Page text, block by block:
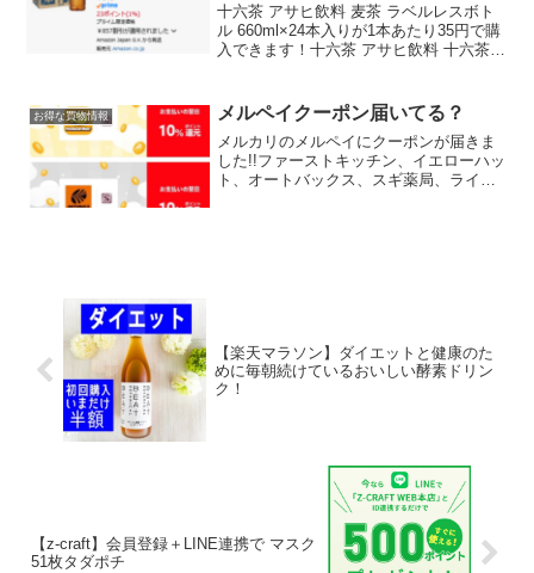
十六茶 アサヒ飲料 麦茶 ラベルレスボト
ル 660ml×24本入りが1本あたり35円で購
入できます！十六茶 アサヒ飲料 十六茶麦
2L×9本アサヒ飲料 アサ...
お得な買物情報 メルペイクーポン届いてる？
メルカリのメルペイにクーポンが届きま
した!!ファーストキッチン、イエローハッ
ト、オートバックス、スギ薬局、ライ
【楽天マラソン】ダイエットと健康のた
めに毎朝続けているおいしい酵素ドリン
ク！
【z-craft】会員登録＋LINE連携で マスク
51枚タダポチ